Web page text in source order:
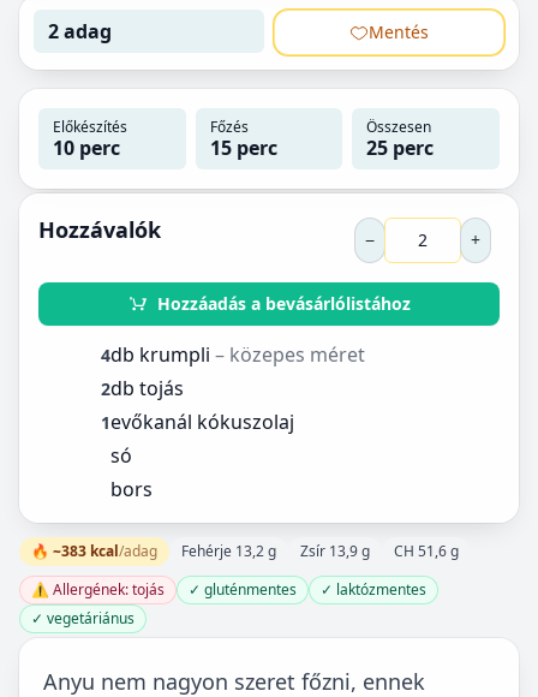
2 adag Mentés
Előkészítés
10 perc
Főzés
15 perc
Összesen
25 perc
Hozzávalók − +
Hozzáadás a bevásárlólistához
4db krumpli – közepes méret
2db tojás
1evőkanál kókuszolaj
só
bors
🔥 ~383 kcal/adag Fehérje 13,2 g Zsír 13,9 g
CH 51,6 g
⚠️ Allergének: tojás
✓ gluténmentes
✓ laktózmentes
✓ vegetáriánus
Anyu nem nagyon szeret főzni, ennek